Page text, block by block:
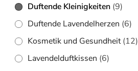
Duftende Kleinigkeiten (9)
Duftende Lavendelherzen (6)
Kosmetik und Gesundheit (12)
Lavendelduftkissen (6)